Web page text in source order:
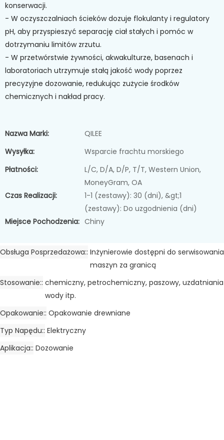
konserwacji.
- W oczyszczalniach ścieków dozuje flokulanty i regulatory
pH, aby przyspieszyć separację ciał stałych i pomóc w
dotrzymaniu limitów zrzutu.
- W przetwórstwie żywności, akwakulturze, basenach i
laboratoriach utrzymuje stałą jakość wody poprzez
precyzyjne dozowanie, redukując zużycie środków
chemicznych i nakład pracy.
Nazwa Marki:
QILEE
Wysyłka:
Wsparcie frachtu morskiego
Płatności:
L/C, D/A, D/P, T/T, Western Union,
MoneyGram, OA
Czas Realizacji:
1-1 (zestawy): 30 (dni), &gt;1
(zestawy): Do uzgodnienia (dni)
Miejsce Pochodzenia: Chiny
Obsługa Posprzedażowa: Inżynierowie dostępni do serwisowania
maszyn za granicą
Stosowanie: chemiczny, petrochemiczny, paszowy, uzdatniania
wody itp.
Opakowanie: Opakowanie drewniane
Typ Napędu: Elektryczny
Aplikacja: Dozowanie